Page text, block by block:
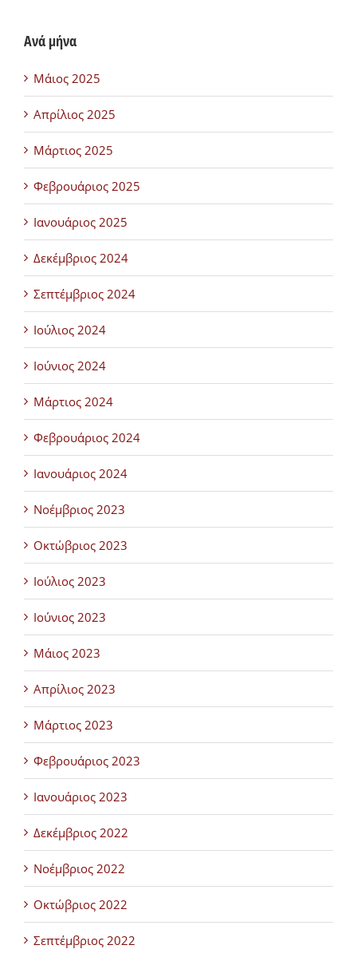
Ανά μήνα
Μάιος 2025
Απρίλιος 2025
Μάρτιος 2025
Φεβρουάριος 2025
Ιανουάριος 2025
Δεκέμβριος 2024
Σεπτέμβριος 2024
Ιούλιος 2024
Ιούνιος 2024
Μάρτιος 2024
Φεβρουάριος 2024
Ιανουάριος 2024
Νοέμβριος 2023
Οκτώβριος 2023
Ιούλιος 2023
Ιούνιος 2023
Μάιος 2023
Απρίλιος 2023
Μάρτιος 2023
Φεβρουάριος 2023
Ιανουάριος 2023
Δεκέμβριος 2022
Νοέμβριος 2022
Οκτώβριος 2022
Σεπτέμβριος 2022